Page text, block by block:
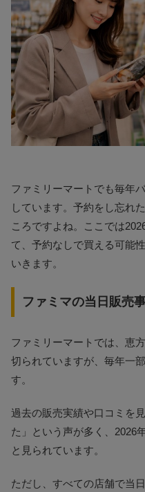
ファミリーマートでも毎年
しています。予約をし忘れ
ころですよね。ここでは
て、予約なしで買える可能
いきます。
ファミマの当日販売
ファミリーマートでは、恵
切られていますが、毎年一
す。
過去の販売実績や口コミを
た」という声が多く、2026
と見られています。
ただし、すべての店舗で当